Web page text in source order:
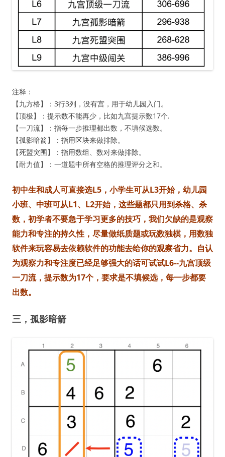
注释：
【九方格】：3行3列，没有宫，用于幼儿园入门。
【顶极】：提示数不能再少，比如九宫提示数17个.
【一刀流】：指每一步推理都出数，不填候选数。
【孤影暗箭】：指用区块来做排除。
【死盟突围】：指用数组、数对来做排除。
【耐力值】：一道题中所有空格的推理评分之和。
初中生和成人可直接选L5，小学生可从L3开始，幼儿园
小班、中班可从L1、L2开始，这些题都只用到杀格、杀
数，初学者不要急于学习更多的技巧，我们欠缺的是观察
能力和专注的持久性，尽量做纸质题或玩数独棋，用数独
软件来玩容易去依赖软件的功能去给你的观察省力。自认
为观察力和专注度已经足够强大的话可试试L6--九宫顶级
一刀流，提示数为17个，要求是不填候选，每一步都要
出数。
三，孤影暗箭